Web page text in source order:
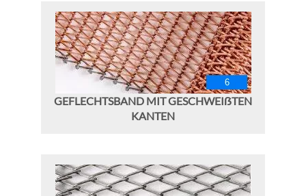
GEFLECHTSBAND MIT GESCHWEIẞTEN
KANTEN